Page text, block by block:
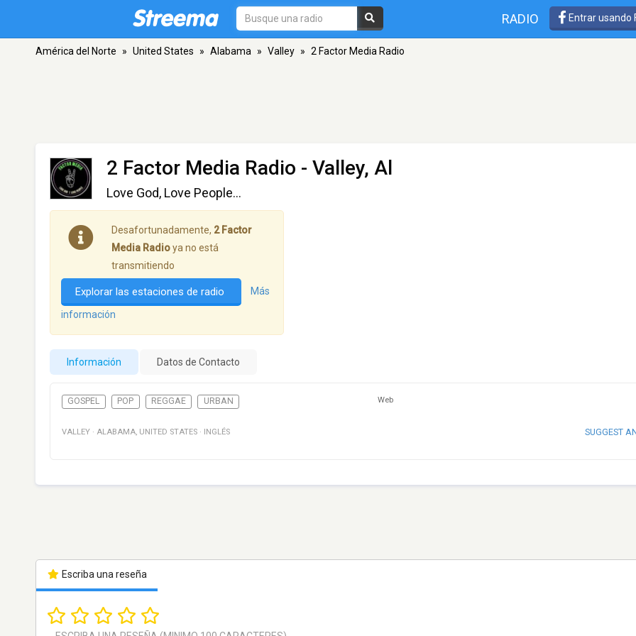
RADIO Entrar usando
América del Norte » United States » Alabama » Valley » 2 Factor Media Radio
2 Factor Media Radio - Valley, Al
Love God, Love People...
Desafortunadamente, 2 Factor
Media Radioya no está
transmitiendo
Explorar las estaciones de radio Más
información
Información Datos de Contacto
GOSPEL POP REGGAE URBAN Web
VALLEY · ALABAMA, UNITED STATES · INGLÉS SUGGEST
Escriba una reseña